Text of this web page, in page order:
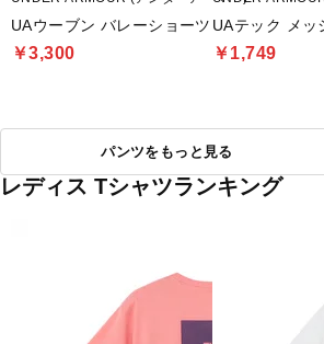
UAウーブン バレーショーツ
￥3,300
UAテック メッ
￥1,749
パンツをもっと見る
レディス Tシャツランキング